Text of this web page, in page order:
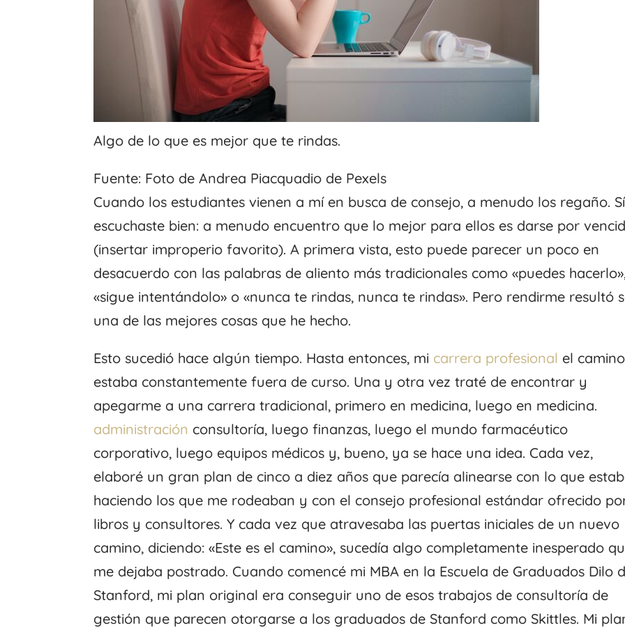
Algo de lo que es mejor que te rindas.
Fuente: Foto de Andrea Piacquadio de Pexels
Cuando los estudiantes vienen a mí en busca de consejo, a menudo los regaño.
escuchaste bien: a menudo encuentro que lo mejor para ellos es darse por
(insertar improperio favorito). A primera vista, esto puede parecer un poco en
desacuerdo con las palabras de aliento más tradicionales como «puedes hacerlo»,
«sigue intentándolo» o «nunca te rindas, nunca te rindas». Pero rendirme resultó
una de las mejores cosas que he hecho.
Esto sucedió hace algún tiempo. Hasta entonces, mi carrera profesional el camino
estaba constantemente fuera de curso. Una y otra vez traté de encontrar y
apegarme a una carrera tradicional, primero en medicina, luego en medicina.
administración consultoría, luego finanzas, luego el mundo farmacéutico
corporativo, luego equipos médicos y, bueno, ya se hace una idea. Cada vez,
elaboré un gran plan de cinco a diez años que parecía alinearse con lo que
haciendo los que me rodeaban y con el consejo profesional estándar ofrecido
libros y consultores. Y cada vez que atravesaba las puertas iniciales de un nuevo
camino, diciendo: «Este es el camino», sucedía algo completamente inesperado
me dejaba postrado. Cuando comencé mi MBA en la Escuela de Graduados Dilo
Stanford, mi plan original era conseguir uno de esos trabajos de consultoría de
gestión que parecen otorgarse a los graduados de Stanford como Skittles. Mi